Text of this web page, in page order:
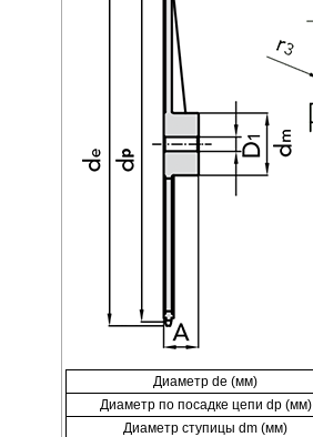
Диаметр de (мм)
Диаметр по посадке цепи dp (мм)
Диаметр ступицы dm (мм)